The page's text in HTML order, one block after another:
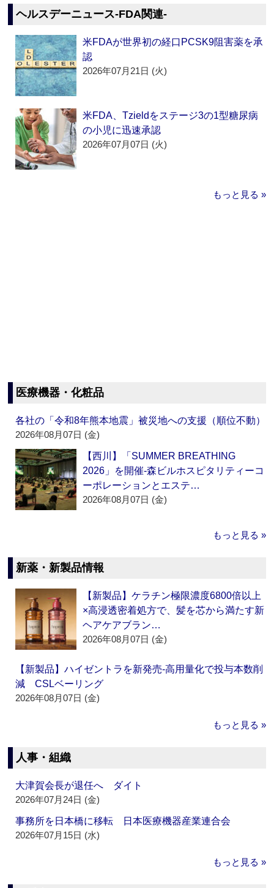
ヘルスデーニュース‐FDA関連‐
米FDAが世界初の経口PCSK9阻害薬を承
認
2026年07月21日 (火)
米FDA、Tzieldをステージ3の1型糖尿病
の小児に迅速承認
2026年07月07日 (火)
もっと見る »
医療機器・化粧品
各社の「令和8年熊本地震」被災地への支援（順位不動）
2026年08月07日 (金)
【西川】「SUMMER BREATHING
2026」を開催‐森ビルホスピタリティーコ
ーポレーションとエステ…
2026年08月07日 (金)
もっと見る »
新薬・新製品情報
【新製品】ケラチン極限濃度6800倍以上
×高浸透密着処方で、髪を芯から満たす新
ヘアケアブラン…
2026年08月07日 (金)
【新製品】ハイゼントラを新発売‐高用量化で投与本数削
減 CSLベーリング
2026年08月07日 (金)
もっと見る »
人事・組織
大津賀会長が退任へ ダイト
2026年07月24日 (金)
事務所を日本橋に移転 日本医療機器産業連合会
2026年07月15日 (水)
もっと見る »